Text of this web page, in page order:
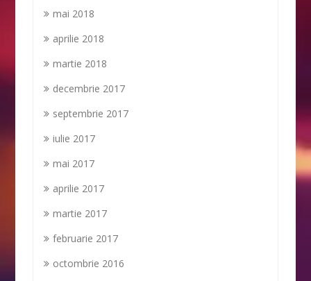
mai 2018
aprilie 2018
martie 2018
decembrie 2017
septembrie 2017
iulie 2017
mai 2017
aprilie 2017
martie 2017
februarie 2017
octombrie 2016